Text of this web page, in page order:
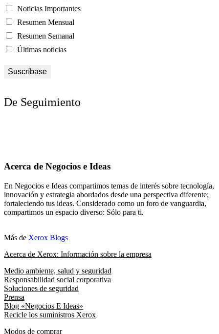
Noticias Importantes
Resumen Mensual
Resumen Semanal
Últimas noticias
De Seguimiento
Acerca de Negocios e Ideas
En Negocios e Ideas compartimos temas de interés sobre tecnología,
innovación y estrategia abordados desde una perspectiva diferente;
fortaleciendo tus ideas. Considerado como un foro de vanguardia,
compartimos un espacio diverso: Sólo para ti.
Más de Xerox Blogs
Acerca de Xerox: Información sobre la empresa
Medio ambiente, salud y seguridad
Responsabilidad social corporativa
Soluciones de seguridad
Prensa
Blog «Negocios E Ideas»
Recicle los suministros Xerox
Modos de comprar